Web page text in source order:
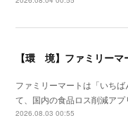
ファミリーマートは「いち
て、国内の食品ロス削減ア
2026.08.03 00:55